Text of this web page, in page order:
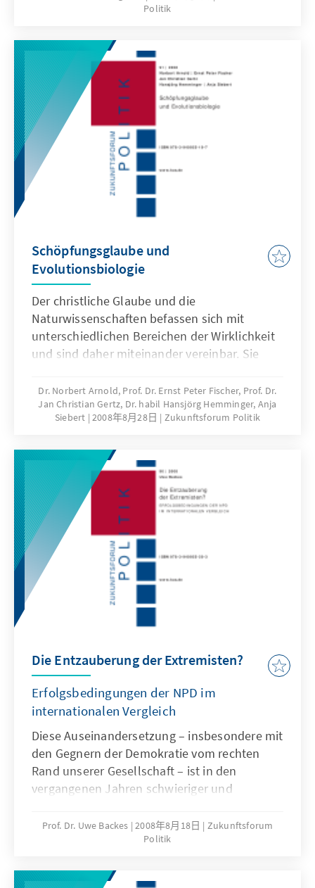
werden sollte. Dies erfordert eine genaue
Grundlagen, Organisationsformen und
Strategie der maßgeblichen Träger
extremistischen Gedankenguts. Im
rechtsextremen Bereich ist ein solcher
maßgeblicher Träger die NPD. Die vorliegende
Studie zeigt detailliert die Entwicklung und
den gegenwärtigen Zustand der NPD auf.
Politik
Schöpfungsglaube und
Evolutionsbiologie
Der christliche Glaube und die
Naturwissenschaften befassen sich mit
unterschiedlichen Bereichen der Wirklichkeit
und sind daher miteinander vereinbar. Sie
sich, indem sie jeweils einen anderen
Ausschnitt der Realität beschreiben. Diese
Sicht entspricht dem modernen Verständnis.
Schöpfungsglauben und den Aussagen der
Physik und Evolutionsbiologie scheint auf den
ersten Blick daher heute eigentlich kein
Thema mehr zu sein, doch dieser Eindruck
täuscht: Es besteht nach wie vor
Diskussionsbedarf. Die Publikation befasst
sich aus unterschiedlichen Perspektiven mit
den Fragen des christlichen
Schöpfungsglaubens, der Evolutionsbiologie
Diskussionsstand und will damit einen
Beitrag zur aktuellen Diskussion leisten.
Dr. Norbert Arnold, Prof. Dr. Ernst Peter Fischer, Prof. Dr.
Jan Christian Gertz, Dr. habil Hansjörg Hemminger, Anja
Siebert 2008年8月28日 Zukunftsforum Politik
Die Entzauberung der Extremisten?
Erfolgsbedingungen der NPD im
internationalen Vergleich
Diese Auseinandersetzung – insbesondere mit
den Gegnern der Demokratie vom rechten
Rand unserer Gesellschaft – ist in den
vergangenen Jahren schwieriger und
Rechtsextremisten haben ihre Taktik
Prof. Dr. Uwe Backes 2008年8月18日
Zukunftsforum
Politik